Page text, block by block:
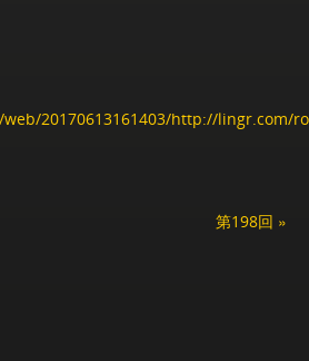
20170613161403/http://lingr.com/
第198回 »